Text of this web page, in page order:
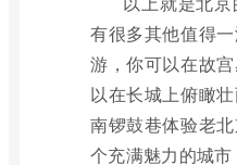
有很多其他值得
游，你可以在故
以在长城上俯瞰
南锣鼓巷体验老
个充满魅力的城市